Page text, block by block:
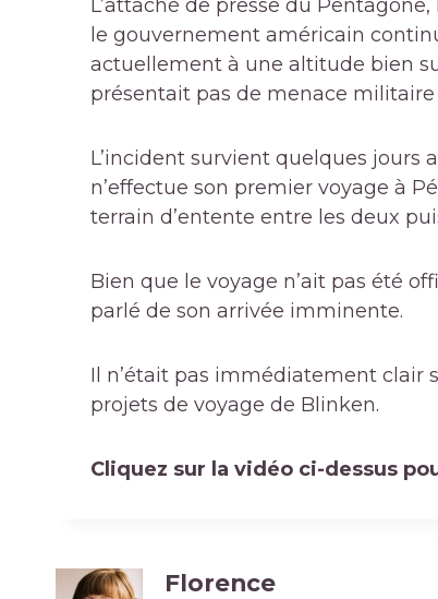
L’attaché de presse du
le gouvernement américain
actuellement à une altitude bien
présentait pas de menace militaire
L’incident survient quelques jours
n’effectue son premier voyage à
terrain d’entente entre les deux
Bien que le voyage n’ait pas été
parlé de son arrivée imminente.
Il n’était pas immédiatement clair
projets de voyage de Blinken.
Cliquez sur la vidéo ci-dessus
Florence